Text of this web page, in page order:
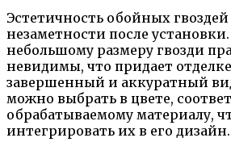
Эстетичность обойных
незаметности после
небольшому размеру гвозди
невидимы, что придает
завершенный и аккуратный
можно выбрать в цвете,
обрабатываемому материалу,
интегрировать их в его дизайн.